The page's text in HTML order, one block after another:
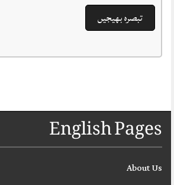
English Pages
About Us